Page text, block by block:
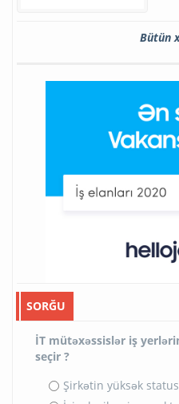
Bütün
SORĞU
İT mütəxəssislər iş
seçir ?
Şirkətin yüksək